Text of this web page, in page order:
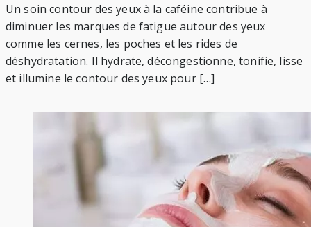
Un soin contour des yeux à la caféine contribue à
diminuer les marques de fatigue autour des yeux
comme les cernes, les poches et les rides de
déshydratation. Il hydrate, décongestionne, tonifie, lisse
et illumine le contour des yeux pour […]